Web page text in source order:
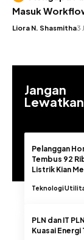
Masuk
Liora N. Shasmitha3
Jangan
Lewatkan
Pelanggan
Tembus 92
Listrik Kian
Teknologi
PLN dan IT
Kuasai Energi